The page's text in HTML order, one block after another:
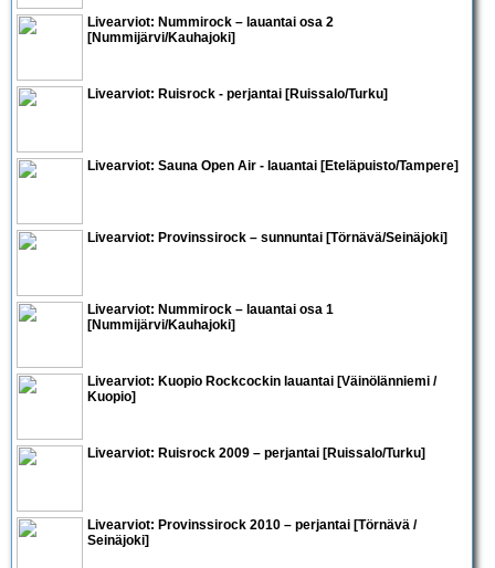
Livearviot: Nummirock – lauantai osa 2
[Nummijärvi/Kauhajoki]
Livearviot: Ruisrock - perjantai [Ruissalo/Turku]
Livearviot: Sauna Open Air - lauantai [Eteläpuisto/Tampere]
Livearviot: Provinssirock – sunnuntai [Törnävä/Seinäjoki]
Livearviot: Nummirock – lauantai osa 1
[Nummijärvi/Kauhajoki]
Livearviot: Kuopio Rockcockin lauantai [Väinölänniemi /
Kuopio]
Livearviot: Ruisrock 2009 – perjantai [Ruissalo/Turku]
Livearviot: Provinssirock 2010 – perjantai [Törnävä /
Seinäjoki]